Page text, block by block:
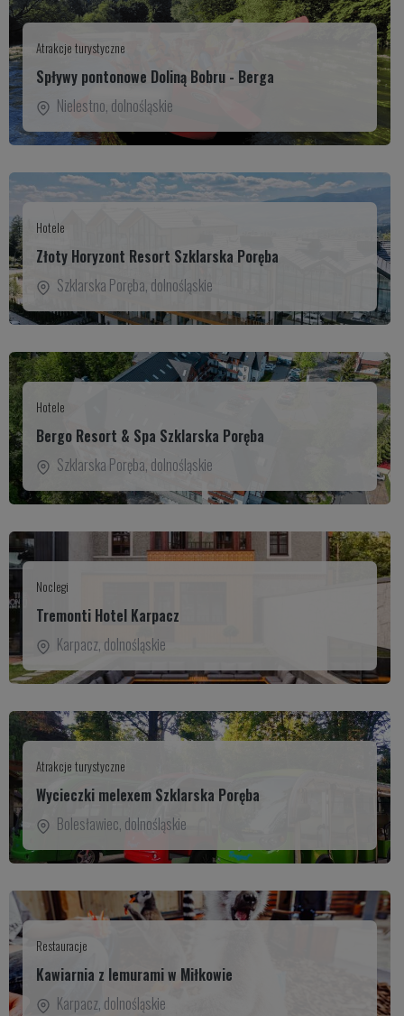
Atrakcje turystyczne
Spływy pontonowe Doliną Bobru - Berga
Nielestno, dolnośląskie
Hotele
Złoty Horyzont Resort Szklarska Poręba
Szklarska Poręba, dolnośląskie
Hotele
Bergo Resort & Spa Szklarska Poręba
Szklarska Poręba, dolnośląskie
Noclegi
Tremonti Hotel Karpacz
Karpacz, dolnośląskie
Atrakcje turystyczne
Wycieczki melexem Szklarska Poręba
Bolesławiec, dolnośląskie
Restauracje
Kawiarnia z lemurami w Miłkowie
Karpacz, dolnośląskie